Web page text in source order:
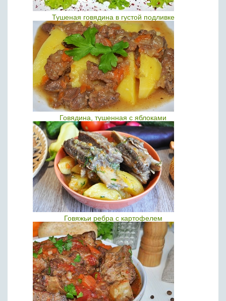
Тушеная говядина в густой подливке
Говядина, тушенная с яблоками
Говяжьи ребра с картофелем